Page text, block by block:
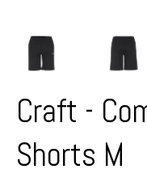
Craft -
Shorts M